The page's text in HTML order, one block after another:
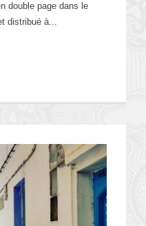
double page dans le
distribué à...